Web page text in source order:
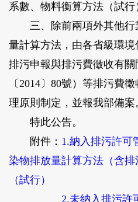
系數、物料衡算方法（試行
三、除前兩項外其他行
量計算方法，由各省級環
排污申報與排污費徵收有
〔2014〕80號）等排污費
理原則制定，並報我部備案
特此公告。
附件： 1.納入排污許可
染物排放量計算方法（含排
（試行）
2.未納入排污許